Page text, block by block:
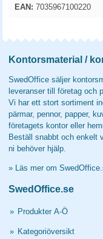
EAN: 7035967100220
Kontorsmaterial /
SwedOffice säljer
leveranser till företag och
Vi har ett stort sortiment
pärmar, pennor, papper,
företagets kontor eller
Beställ snabbt och enkelt
ni behöver hjälp.
» Läs mer om
SwedOffice.se
» Produkter A-Ö
» Kategoriöversikt